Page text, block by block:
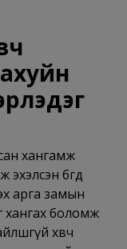
ахуйн
хангамж
бөгөөд
арга замын
хангах боломж
хөвч